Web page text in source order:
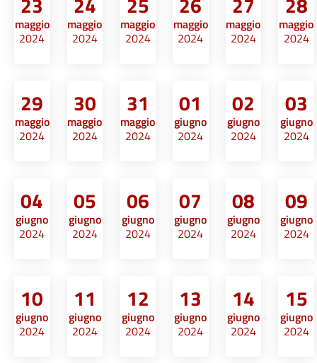
maggio
2024
maggio
2024
maggio
2024
maggio
2024
maggio
2024
maggio
2024
29
maggio
2024
30
maggio
2024
31
maggio
2024
01
giugno
2024
02
giugno
2024
03
giugno
2024
04
giugno
2024
05
giugno
2024
06
giugno
2024
07
giugno
2024
08
giugno
2024
09
giugno
2024
10
giugno
2024
11
giugno
2024
12
giugno
2024
13
giugno
2024
14
giugno
2024
15
giugno
2024